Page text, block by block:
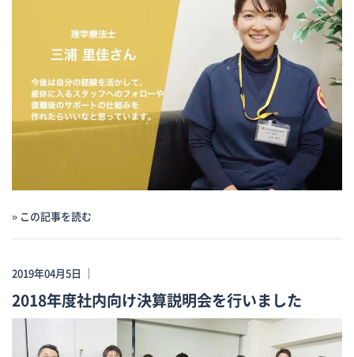
» この記事を読む
2019年04月5日 ｜
2018年度社内向け決算説明会を行いました